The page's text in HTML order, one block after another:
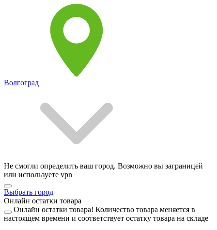
Волгоград
Не смогли определить ваш город. Возможно вы заграницей
или используете vpn
Выбрать город
Онлайн остатки товара
Онлайн остатки товара! Количество товара меняется в
настоящем времени и соответствует остатку товара на складе